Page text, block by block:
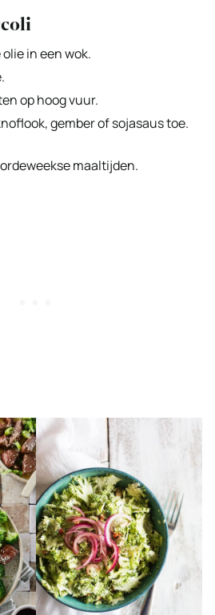
in een wok.
op hoog vuur.
gember of sojasaus toe.
maaltijden.